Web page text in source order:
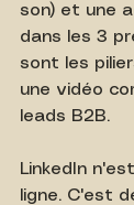
son) et une
dans les 3
sont les
une vidéo
leads B2B.
LinkedIn
ligne. C'est